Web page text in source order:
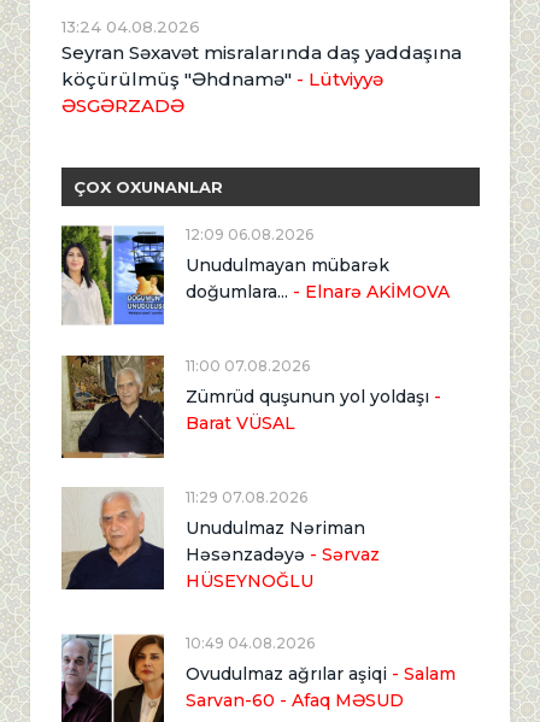
13:24 04.08.2026
Seyran Səxavət misralarında daş yaddaşına
köçürülmüş "Əhdnamə" - Lütviyyə
ƏSGƏRZADƏ
ÇOX OXUNANLAR
12:09 06.08.2026
Unudulmayan mübarək
doğumlara... - Elnarə AKİMOVA
11:00 07.08.2026
Zümrüd quşunun yol yoldaşı -
Barat VÜSAL
11:29 07.08.2026
Unudulmaz Nəriman
Həsənzadəyə - Sərvaz
HÜSEYNOĞLU
10:49 04.08.2026
Ovudulmaz ağrılar aşiqi - Salam
Sarvan-60 - Afaq MƏSUD